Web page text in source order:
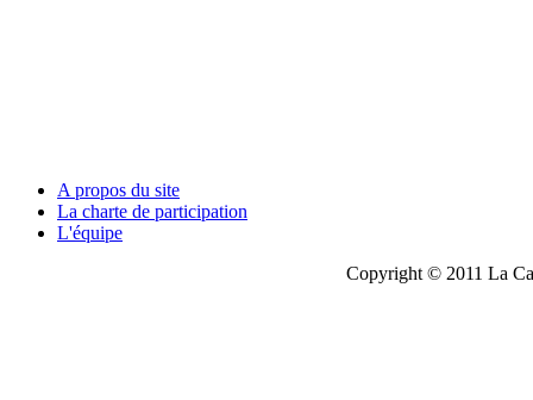
A propos du site
La charte de participation
L'équipe
Copyright © 2011 La